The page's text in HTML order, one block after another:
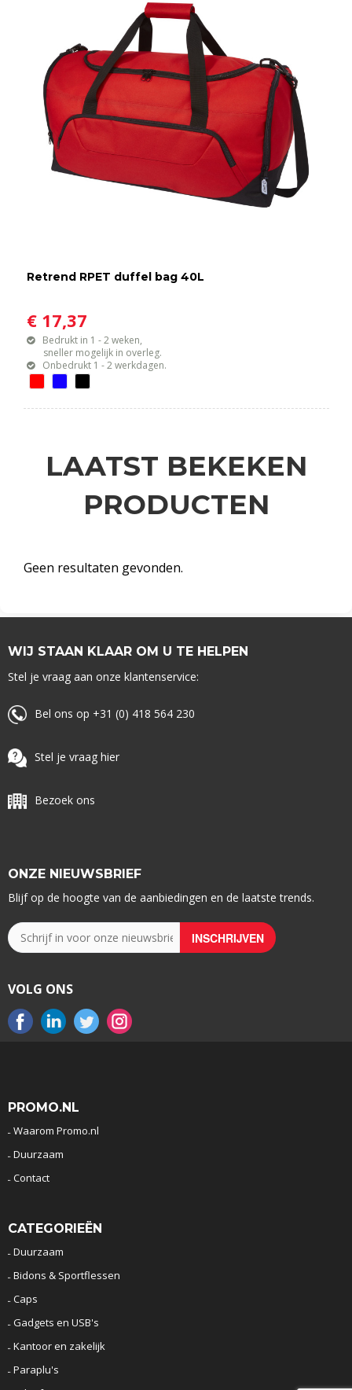
Retrend RPET duffel bag 40L
€ 17,37
Bedrukt in 1 - 2 weken,
sneller mogelijk in overleg.
Onbedrukt 1 - 2 werkdagen.
LAATST BEKEKEN
PRODUCTEN
Geen resultaten gevonden.
WIJ STAAN KLAAR OM U TE HELPEN
Stel je vraag aan onze klantenservice:
Bel ons op +31 (0) 418 564 230
Stel je vraag hier
Bezoek ons
ONZE NIEUWSBRIEF
Blijf op de hoogte van de aanbiedingen en de laatste trends.
VOLG ONS
PROMO.NL
Waarom Promo.nl
Duurzaam
Contact
CATEGORIEËN
Duurzaam
Bidons & Sportflessen
Caps
Gadgets en USB's
Kantoor en zakelijk
Paraplu's